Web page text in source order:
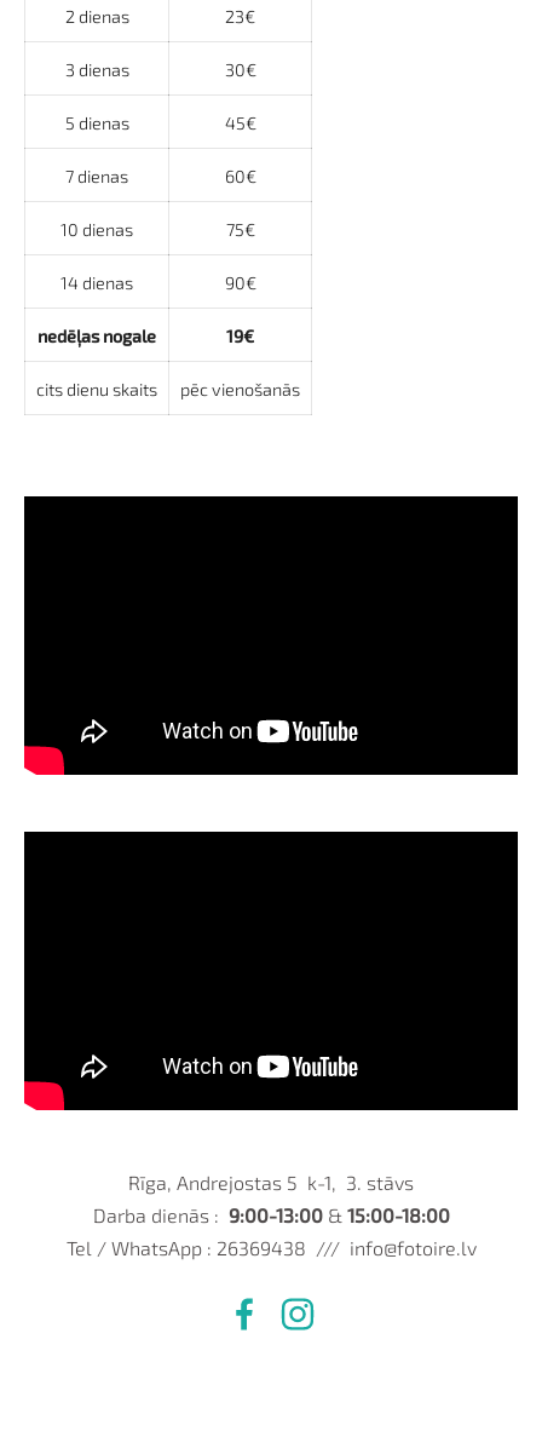
2 dienas 23€
3 dienas 30€
5 dienas 45€
7 dienas 60€
10 dienas 75€
14 dienas 90€
nedēļas nogale 19€
cits dienu skaits pēc vienošanās
Rīga, Andrejostas 5 k-1, 3. stāvs
Darba dienās : 9:00-13:00 &15:00-18:00
Tel / WhatsApp : 26369438 /// info@fotoire.lv